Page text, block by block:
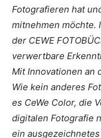
Fotografieren hat
mitnehmen möchte.
der CEWE
verwertbare
Mit Innovationen an
Wie kein anderes
es CeWe Color, die
digitalen Fotografie
ein